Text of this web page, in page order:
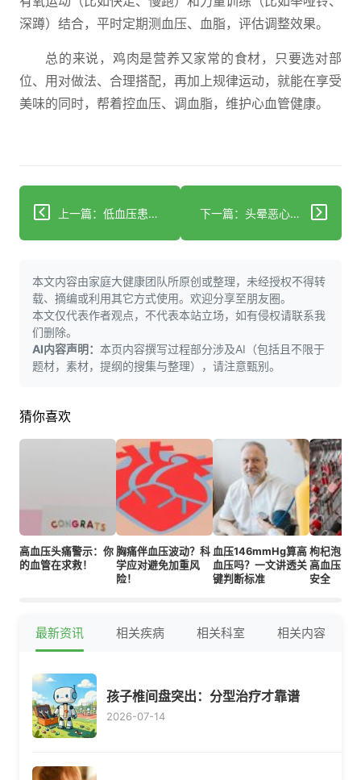
深蹲）结合，平时定期测血压、血脂，评估调整效果。
总的来说，鸡肉是营养又家常的食材，只要选对部
位、用对做法、合理搭配，再加上规律运动，就能在享受
美味的同时，帮着控血压、调血脂，维护心血管健康。
上一篇：低血压患者饮茶：利弊分析与科学建议 下一篇：头晕恶心胸闷心慌？警惕冠心病非典型信号
本文内容由家庭大健康团队所原创或整理，未经授权不得转
载、摘编或利用其它方式使用。欢迎分享至朋友圈。
本文仅代表作者观点，不代表本站立场，如有侵权请联系我
们删除。
AI内容声明： 本页内容撰写过程部分涉及AI（包括且不限于
题材，素材，提纲的搜集与整理），请注意甄别。
猜你喜欢
高血压头痛警示：你
的血管在求救！
胸痛伴血压波动？科
学应对避免加重风
险！
血压146mmHg算高
血压吗？一文讲透关
键判断标准
枸杞泡水
高血压吃
安全
最新资讯 相关疾病 相关科室 相关内容
孩子椎间盘突出：分型治疗才靠谱
2026-07-14